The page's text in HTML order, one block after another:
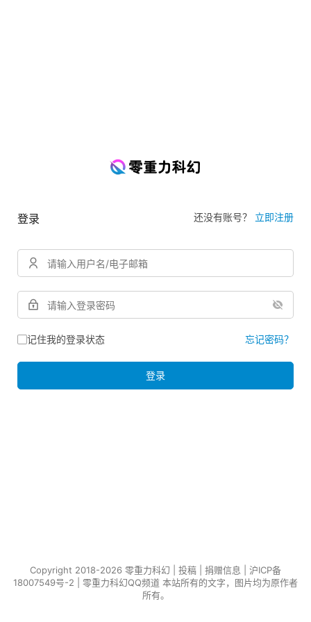
登录 还没有账号？ 立即注册
记住我的登录状态 忘记密码？
登录
Copyright 2018-2026 零重力科幻 | 投稿 捐赠信息
沪ICP备
18007549号-2
零重力科幻QQ频道 本站所有的文字，图片均为原作者
所有。